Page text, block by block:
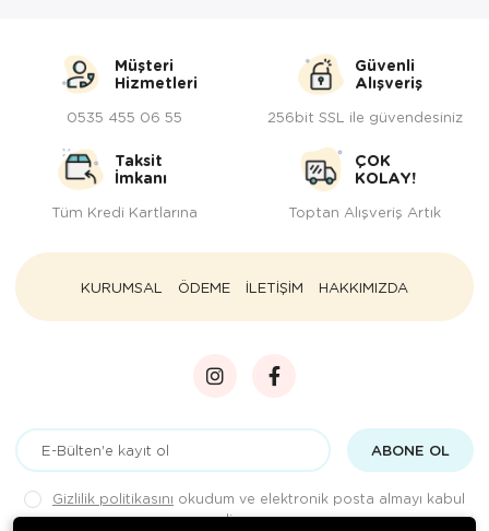
Müşteri
Hizmetleri
0535 455 06 55
Güvenli
Alışveriş
256bit SSL ile güvendesiniz
Taksit
İmkanı
Tüm Kredi Kartlarına
ÇOK
KOLAY!
Toptan Alışveriş Artık
KURUMSAL ÖDEME İLETİŞİM HAKKIMIZDA
ABONE OL
Gizlilik politikasını okudum ve elektronik posta almayı kabul
ediyorum.